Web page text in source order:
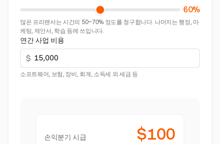
60%
많은 프리랜서는 시간의 50~70% 정도를 청구합니다. 나머지는 행정, 마
케팅, 제안서, 학습 등에 쓰입니다.
연간 사업 비용
$
소프트웨어, 보험, 장비, 회계, 소득세 외 세금 등
손익분기 시급 $100